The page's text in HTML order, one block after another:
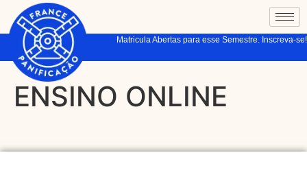
Matricula Abertas para esse Semestre. Inscreva-se!
ENSINO ONLINE